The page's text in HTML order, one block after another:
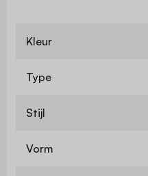
Kleur
Type
Stijl
Vorm